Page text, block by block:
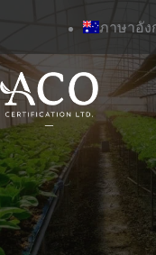
ยัง
เนื้อหา
ภาษาอัง